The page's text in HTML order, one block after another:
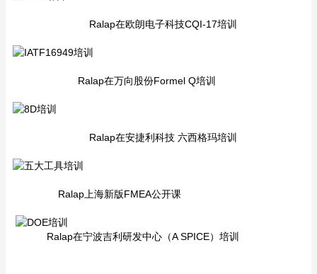
Ralap在欧朗电子科技CQI-17培训
Ralap在万向股份Formel Q培训
Ralap在安捷利科技 六西格玛培训
Ralap上海新版FMEA公开课
Ralap在宁波吉利研发中心（A SPICE）培训